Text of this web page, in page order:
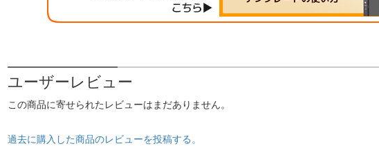
ユーザーレビュー
この商品に寄せられたレビューはまだありません。
過去に購入した商品のレビューを投稿する。